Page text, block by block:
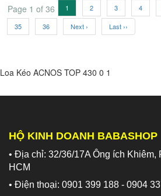
Page 1 of 36 1 2 3 4
35 36 Next › Last ››
Loa Kéo ACNOS TOP 430 0 1
HỘ KINH DOANH BABASHOP
• Địa chỉ: 32/36/17A Ông ích
HCM
• Điện thoại: 0901 399 188 - 0904